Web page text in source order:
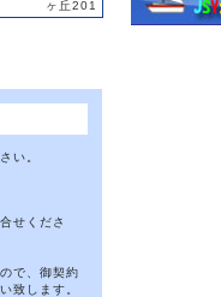
ヶ丘201
い。
せくださ
で、御契約
致します。